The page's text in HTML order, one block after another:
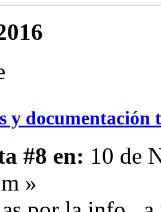
y documentación
#8 en: 10 de
»